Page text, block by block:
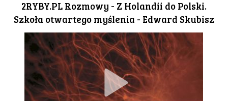
GALERIA
DRUŻYNA
WESPRZYJ NAS
2RYBY.PL Rozmowy - Z Holandii do Polski.
Szkoła otwartego myślenia - Edward Skubisz